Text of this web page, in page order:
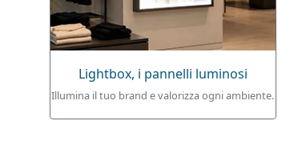
Lightbox, i pannelli luminosi
Illumina il tuo brand e valorizza ogni ambiente.